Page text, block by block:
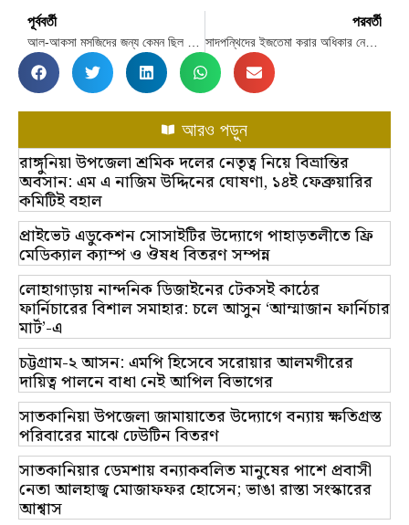
পূর্ববর্তী পরবর্তী
সাদপন্থিদের ইজতেমা করার অধিকার নেই : মামুনুল হক
আরও পড়ুন
রাঙ্গুনিয়া উপজেলা শ্রমিক দলের নেতৃত্ব নিয়ে বিভ্রান্তির
অবসান: এম এ নাজিম উদ্দিনের ঘোষণা, ১৪ই ফেব্রুয়ারির
কমিটিই বহাল
প্রাইভেট এডুকেশন সোসাইটির উদ্যোগে পাহাড়তলীতে ফ্রি
মেডিক্যাল ক্যাম্প ও ঔষধ বিতরণ সম্পন্ন
লোহাগাড়ায় নান্দনিক ডিজাইনের টেকসই কাঠের
ফার্নিচারের বিশাল সমাহার: চলে আসুন ‘আম্মাজান ফার্নিচার
মার্ট’-এ
চট্টগ্রাম-২ আসন: এমপি হিসেবে সরোয়ার আলমগীরের
দায়িত্ব পালনে বাধা নেই আপিল বিভাগের
সাতকানিয়া উপজেলা জামায়াতের উদ্যোগে বন্যায় ক্ষতিগ্রস্ত
পরিবারের মাঝে ঢেউটিন বিতরণ
সাতকানিয়ার ডেমশায় বন্যাকবলিত মানুষের পাশে প্রবাসী
নেতা আলহাজ্ব মোজাফফর হোসেন; ভাঙা রাস্তা সংস্কারের
আশ্বাস